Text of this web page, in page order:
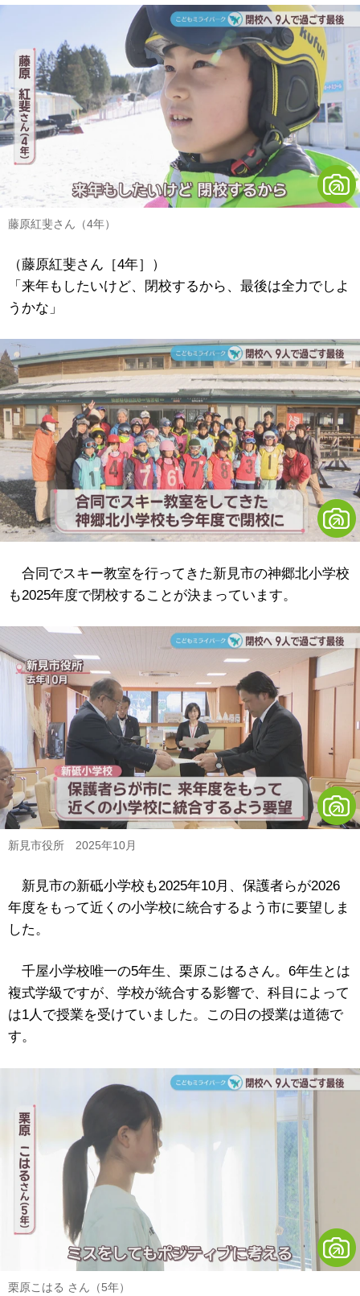
藤原紅斐さん（4年）
（藤原紅斐さん［4年］）
「来年もしたいけど、閉校するから、最後は全力でしよ
うかな」
合同でスキー教室を行ってきた新見市の神郷北小学校
も2025年度で閉校することが決まっています。
新見市役所 2025年10月
新見市の新砥小学校も2025年10月、保護者らが2026
年度をもって近くの小学校に統合するよう市に要望しま
した。
千屋小学校唯一の5年生、栗原こはるさん。6年生とは
複式学級ですが、学校が統合する影響で、科目によって
は1人で授業を受けていました。この日の授業は道徳で
す。
栗原こはる さん（5年）